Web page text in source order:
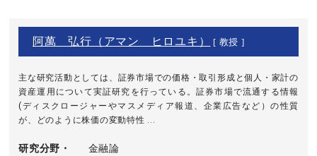
阿萬 弘行（アマン ヒロユキ） [ 教授 ]
主な研究活動としては、証券市場での価格・取引形成と個人・家計の
資産運用について実証研究を行っている。証券市場で流通する情報
(ディスクロージャーやマスメディア報道、企業広告など）の性質
が、どのように株価の変動特性 ...
研究分野・
金融論